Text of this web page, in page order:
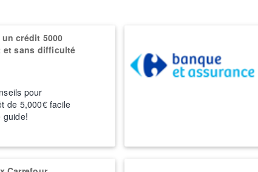
crédit 5000
et sans difficulté
pour
de 5,000€ facile
guide!